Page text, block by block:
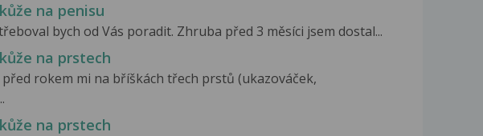
na penisu
bych od Vás poradit. Zhruba před 3 měsíci jsem dostal...
na prstech
rokem mi na bříškách třech prstů (ukazováček,
na prstech